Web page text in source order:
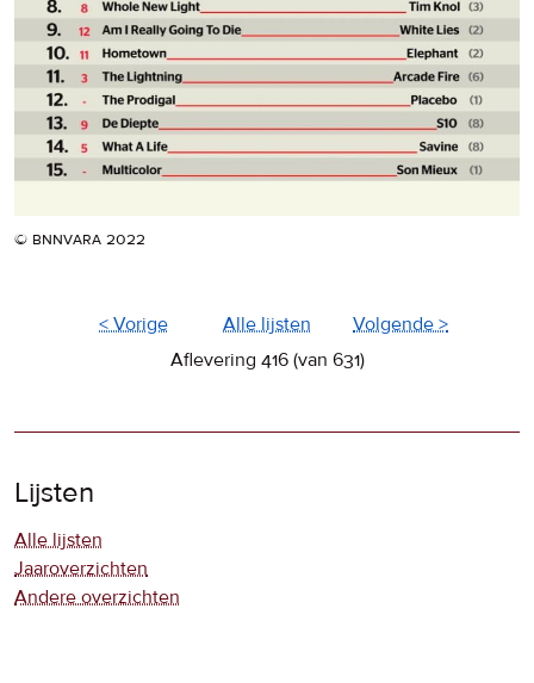
© bnnvara 2022
< Vorige Alle lijsten
Volgende >
Aflevering 416 (van 631)
Lijsten
Alle lijsten
Jaaroverzichten
Andere overzichten